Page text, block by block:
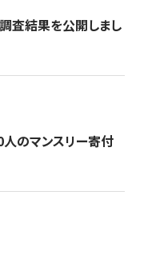
査結果を公開しまし
人のマンスリー寄付